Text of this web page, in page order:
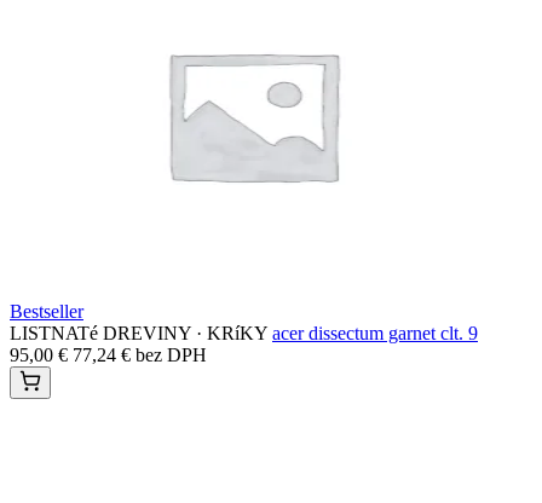
Bestseller
LISTNATé DREVINY · KRíKY acer dissectum garnet clt. 9
95,00 € 77,24 € bez DPH